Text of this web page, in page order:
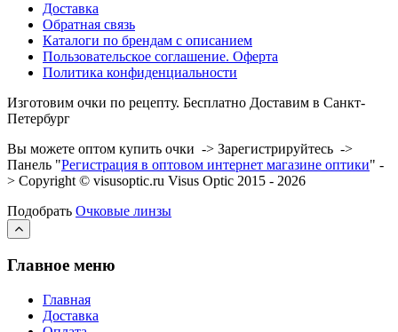
Доставка
Обратная связь
Каталоги по брендам с описанием
Пользовательское соглашение. Оферта
Политика конфиденциальности
Изготовим очки по рецепту. Бесплатно Доставим в Санкт-
Петербург
Вы можете оптом купить очки -> Зарегистрируйтесь ->
Панель "Регистрация в оптовом интернет магазине оптики" -
> Copyright © visusoptic.ru Visus Optic 2015 - 2026
Подобрать Очковые линзы
Главное меню
Главная
Доставка